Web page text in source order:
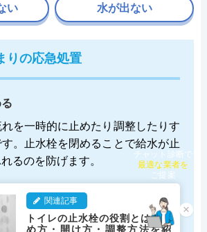
りの応急処置
を一時的に止めたり調整したりす
。止水栓を閉めることで給水が止
るのを防げます。
関連記事
トイレの止水栓の役割とは？閉
め方・開け方・調整方法を紹
い 水が出ない
×
チャット診断で
最適な業者を
ご提案